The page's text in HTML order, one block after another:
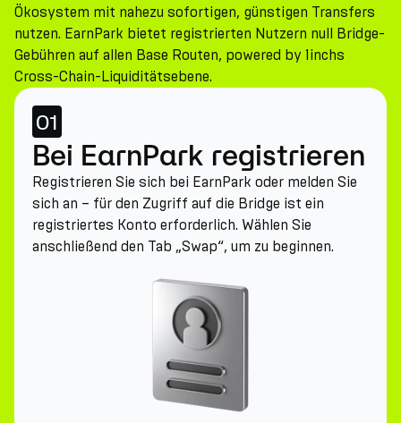
Ökosystem mit nahezu sofortigen, günstigen Transfers
nutzen. EarnPark bietet registrierten Nutzern null Bridge-
Gebühren auf allen Base Routen, powered by 1inchs
Cross-Chain-Liquiditätsebene.
01
Bei EarnPark registrieren
Registrieren Sie sich bei EarnPark oder melden Sie
sich an – für den Zugriff auf die Bridge ist ein
registriertes Konto erforderlich. Wählen Sie
anschließend den Tab „Swap“, um zu beginnen.